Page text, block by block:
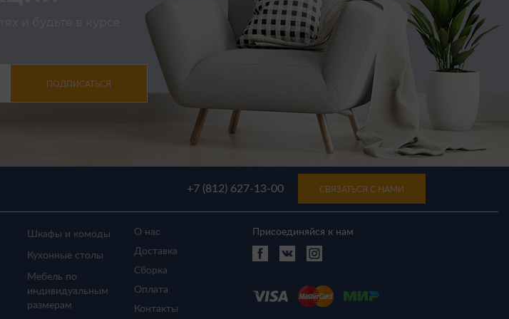
ПОДПИСАТЬСЯ
+7 (812) 627-13-00 СВЯЗАТЬСЯ С НАМИ
Шкафы и комоды
Кухонные столы
Мебель по
индивидуальным
размерам
О нас
Доставка
Сборка
Оплата
Контакты
Присоединяйся к нам